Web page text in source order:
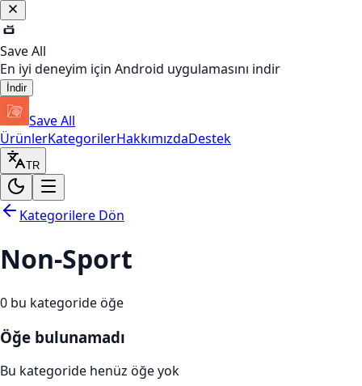
Save All
En iyi deneyim için Android uygulamasını indir
İndir
Save All
ÜrünlerKategorilerHakkımızdaDestek
TR
Kategorilere Dön
Non-Sport
0 bu kategoride öğe
Öğe bulunamadı
Bu kategoride henüz öğe yok